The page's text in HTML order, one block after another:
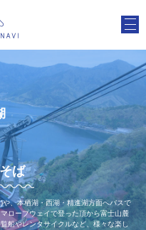
ば
、本栖湖・西湖・精進湖方面へバスで
ロープウェイで登った頂から富士山麓
船やレンタサイクルなど、様々な楽し